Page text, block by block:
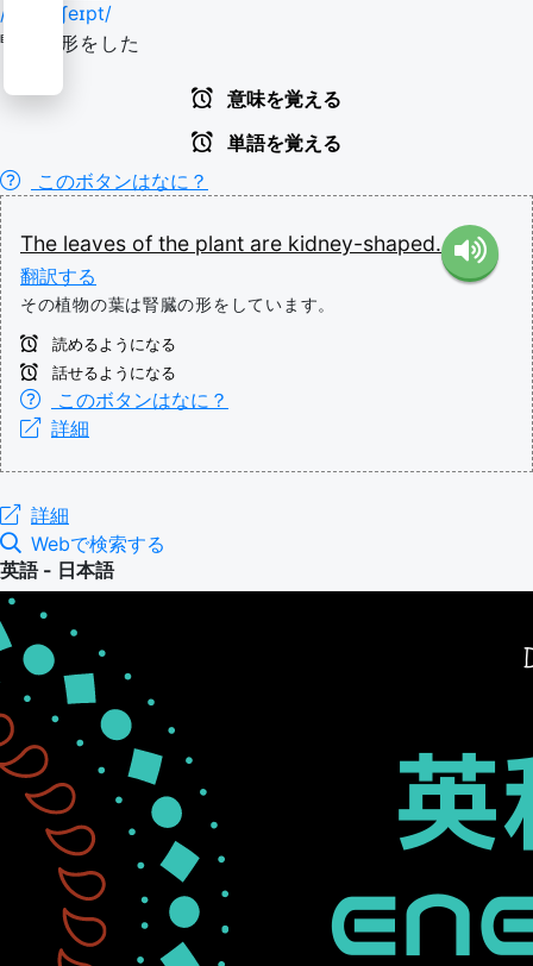
/ˈkɪdniˌʃeɪpt/
腎臓の形をした
意味を覚える
単語を覚える
このボタンはなに？
The leaves of the plant are kidney-shaped.
翻訳する
その植物の葉は腎臓の形をしています。
読めるようになる
話せるようになる
このボタンはなに？
詳細
詳細
Webで検索する
英語 - 日本語